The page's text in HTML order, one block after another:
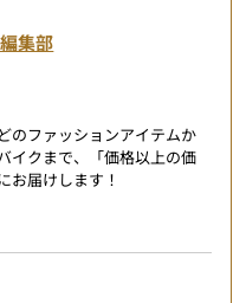
集部
のファッションアイテムか
イクまで、「価格以上の価
お届けします！